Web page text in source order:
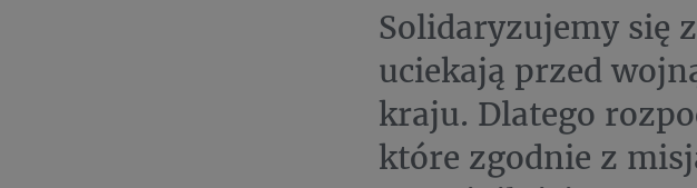
Solidaryzujemy się
uciekają przed
kraju. Dlatego
które zgodnie z